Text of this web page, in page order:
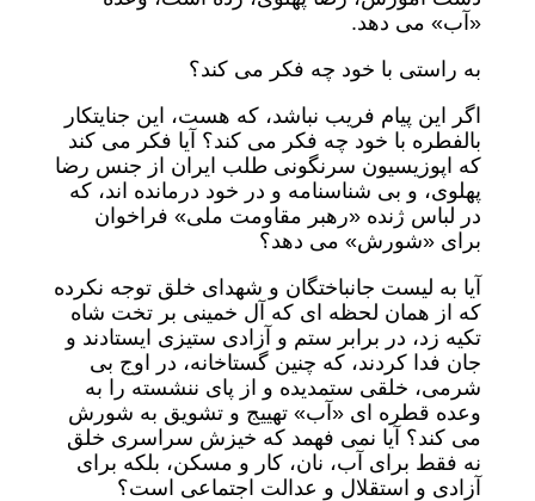
«آب» می دهد.
به راستی با خود چه فکر می کند؟
اگر این پیام فریب نباشد، که هست، این جنایتکار
بالفطره با خود چه فکر می کند؟ آیا فکر می کند
که اپوزیسیون سرنگونی طلب ایران از جنس رضا
پهلوی، و بی شناسنامه و در خود درمانده اند، که
در لباس ژنده «رهبر مقاومت ملی» فراخوان
برای «شورش» می دهد؟
آیا به لیست جانباختگان و شهدای خلق توجه نکرده
که از همان لحظه ای که آل خمینی بر تخت شاه
تکیه زد، در برابر ستم و آزادی ستیزی ایستادند و
جان فدا کردند، که چنین گستاخانه، در اوج بی
شرمی، خلقی ستمدیده و از پای ننشسته را به
وعده قطره ای «آب» تهییج و تشویق به شورش
می کند؟ آیا نمی فهمد که خیزش سراسری خلق
نه فقط برای آب، نان، کار و مسکن، بلکه برای
آزادی و استقلال و عدالت اجتماعی است؟